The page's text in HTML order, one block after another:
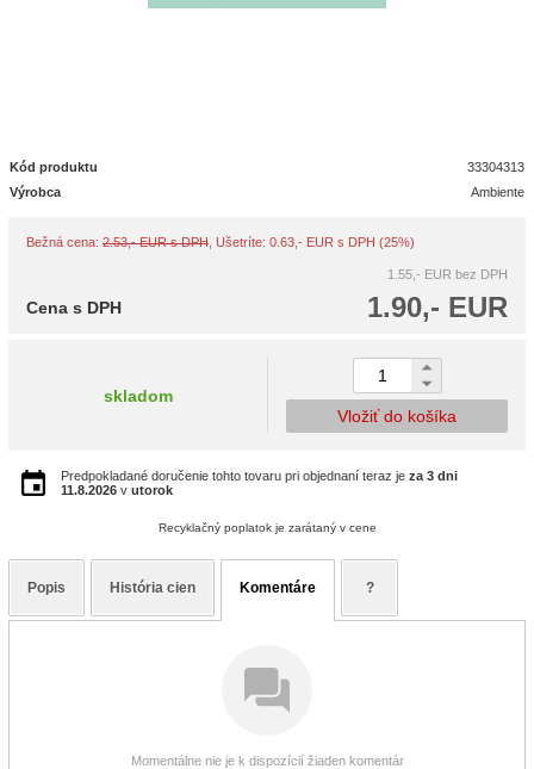
Kód produktu
33304313
Výrobca
Ambiente
Bežná cena: 2.53,- EUR s DPH , Ušetríte: 0.63,- EUR s DPH (25%)
1.55,- EUR bez DPH
1.90,- EUR
Cena s DPH
skladom
Vložiť do košíka
Predpokladané doručenie tohto tovaru pri objednaní teraz je za 3 dni
11.8.2026 v utorok
Recyklačný poplatok je zarátaný v cene
Popis História cien Komentáre ?
Momentálne nie je k dispozícií žiaden komentár